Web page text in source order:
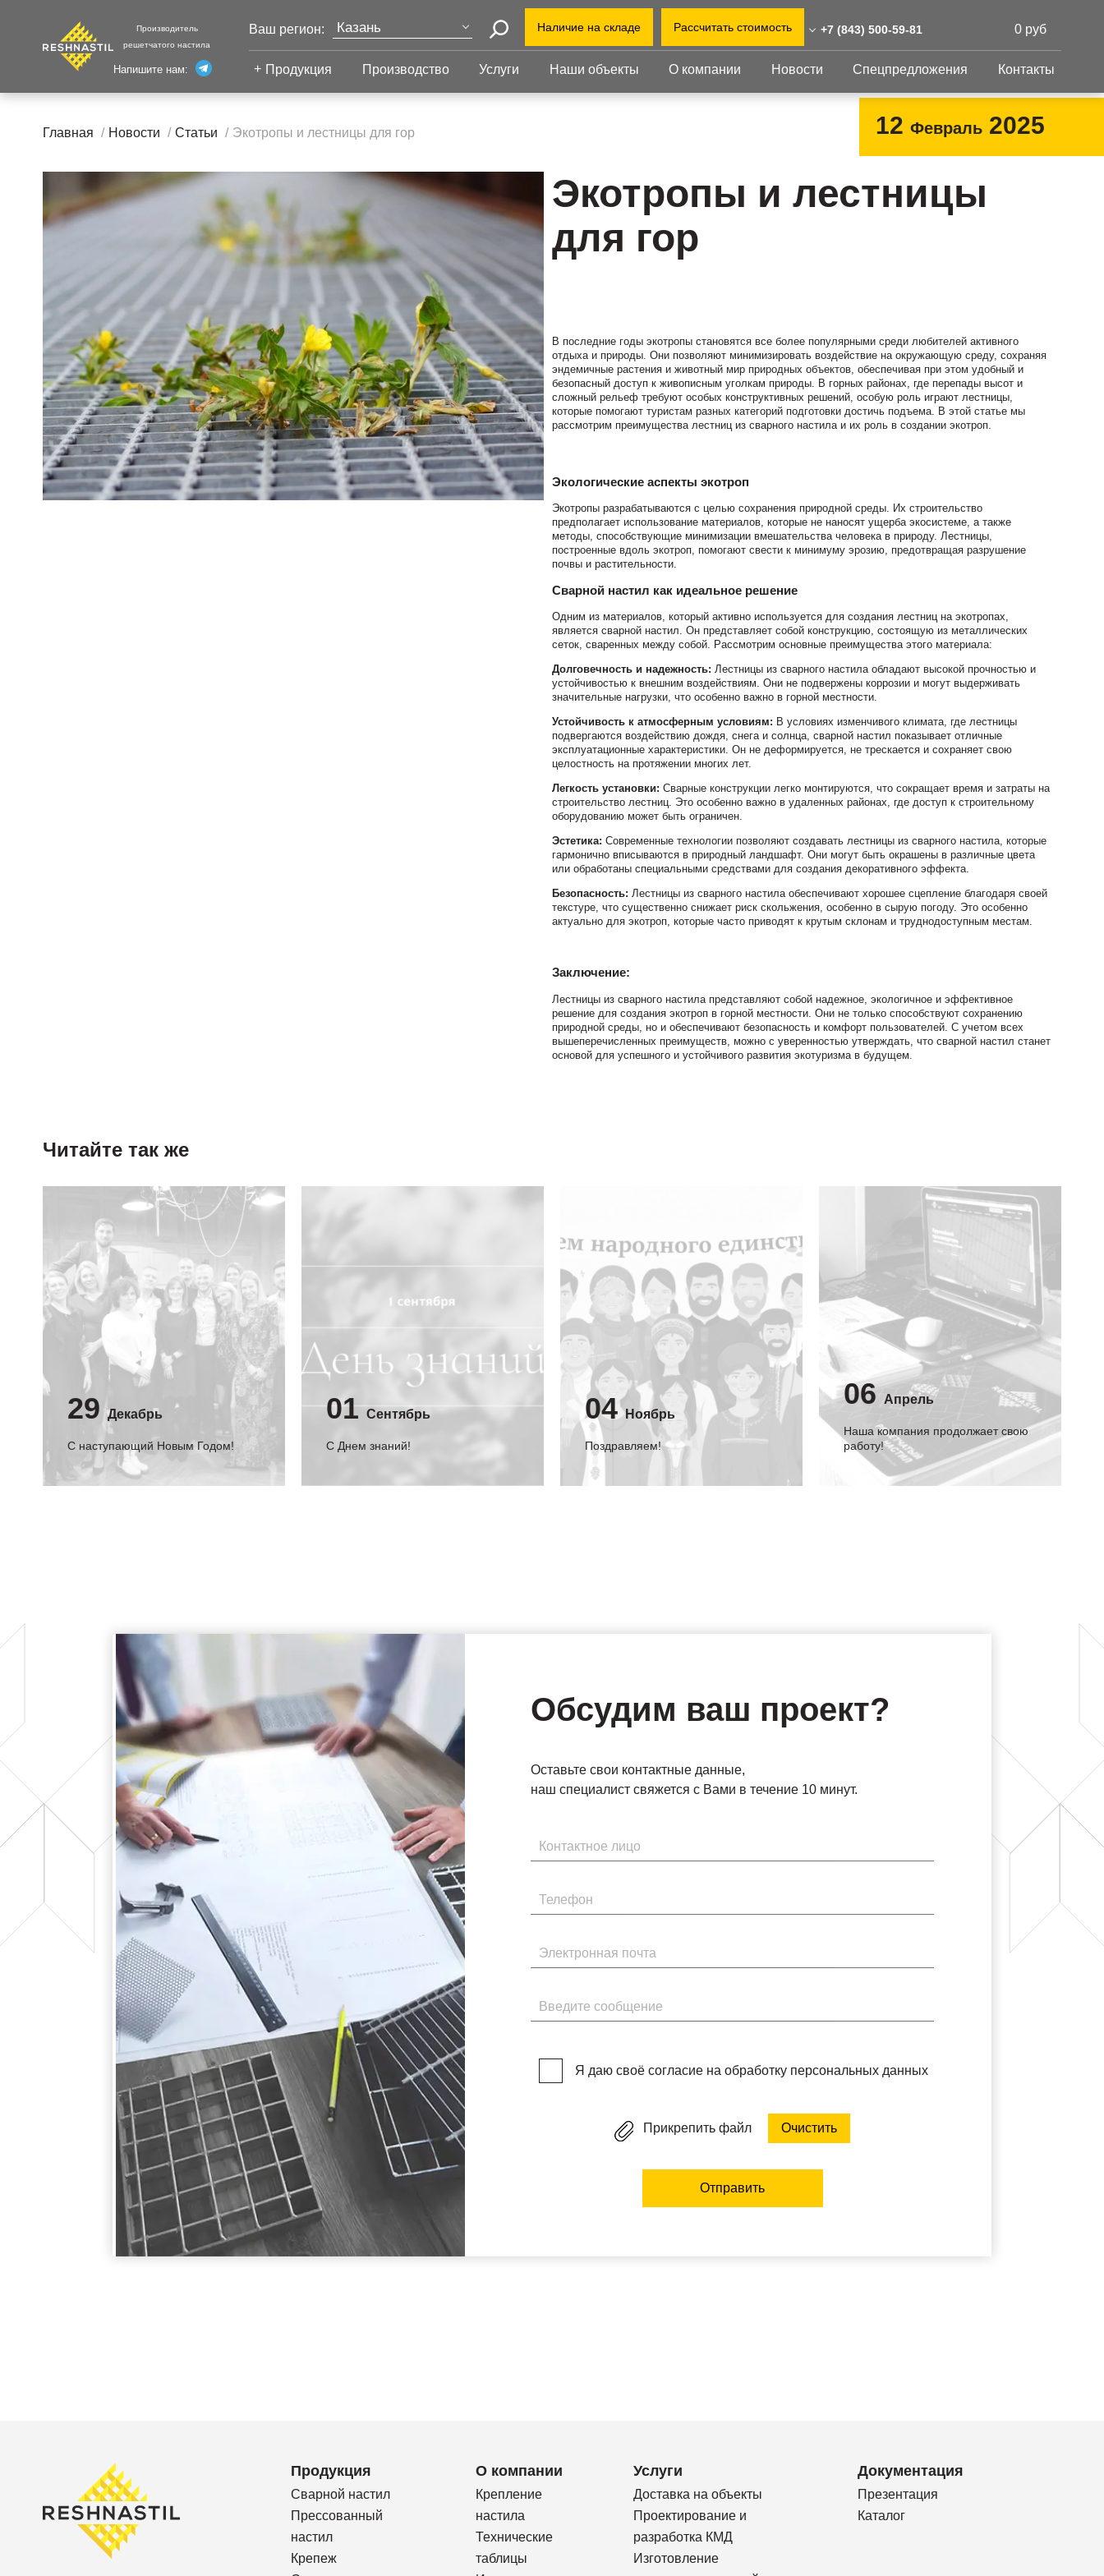
Производитель
решетчатого настила
Напишите нам:
Ваш регион: Казань
Санкт-Петербург
Екатеринбург
Челябинск
Волгоград
Новый Уренгой
Сургут
Тюмень
Нижний Новгород
Наличие на складе Рассчитать стоимость +7 (843) 500-59-81
+7 (843) 500-59-81
ул. Габдуллы Тукая, 58
Завод и склад: Калужская
0 руб
Продукция
Настил с
противоскольжением
Настил для стеллажей
Настил для морских
платформ
настил
Прессованный настил с
противоскольжением
Настил для стеллажей
решетки
ступени
Сварные ступени
Ступени с
противоскольжением
Изделия из
перфорированных
Крепеж
Просечно-
профилированный
Производство Услуги Наши объекты О компании Новости Спецпредложения Контакты
Главная Новости Статьи Экотропы и лестницы для гор 12 Февраль 2025
Экотропы и лестницы
для гор
В последние годы экотропы становятся все более популярными среди любителей активного
отдыха и природы. Они позволяют минимизировать воздействие на окружающую среду, сохраняя
эндемичные растения и животный мир природных объектов, обеспечивая при этом удобный и
безопасный доступ к живописным уголкам природы. В горных районах, где перепады высот и
сложный рельеф требуют особых конструктивных решений, особую роль играют лестницы,
которые помогают туристам разных категорий подготовки достичь подъема. В этой статье мы
рассмотрим преимущества лестниц из сварного настила и их роль в создании экотроп.
Экологические аспекты экотроп
Экотропы разрабатываются с целью сохранения природной среды. Их строительство
предполагает использование материалов, которые не наносят ущерба экосистеме, а также
методы, способствующие минимизации вмешательства человека в природу. Лестницы,
построенные вдоль экотроп, помогают свести к минимуму эрозию, предотвращая разрушение
почвы и растительности.
Сварной настил как идеальное решение
Одним из материалов, который активно используется для создания лестниц на экотропах,
является сварной настил. Он представляет собой конструкцию, состоящую из металлических
сеток, сваренных между собой. Рассмотрим основные преимущества этого материала:
Долговечность и надежность: Лестницы из сварного настила обладают высокой прочностью и
устойчивостью к внешним воздействиям. Они не подвержены коррозии и могут выдерживать
значительные нагрузки, что особенно важно в горной местности.
Устойчивость к атмосферным условиям: В условиях изменчивого климата, где лестницы
подвергаются воздействию дождя, снега и солнца, сварной настил показывает отличные
эксплуатационные характеристики. Он не деформируется, не трескается и сохраняет свою
целостность на протяжении многих лет.
Легкость установки: Сварные конструкции легко монтируются, что сокращает время и затраты на
строительство лестниц. Это особенно важно в удаленных районах, где доступ к строительному
оборудованию может быть ограничен.
Эстетика: Современные технологии позволяют создавать лестницы из сварного настила, которые
гармонично вписываются в природный ландшафт. Они могут быть окрашены в различные цвета
или обработаны специальными средствами для создания декоративного эффекта.
Безопасность: Лестницы из сварного настила обеспечивают хорошее сцепление благодаря своей
текстуре, что существенно снижает риск скольжения, особенно в сырую погоду. Это особенно
актуально для экотроп, которые часто приводят к крутым склонам и труднодоступным местам.
Заключение:
Лестницы из сварного настила представляют собой надежное, экологичное и эффективное
решение для создания экотроп в горной местности. Они не только способствуют сохранению
природной среды, но и обеспечивают безопасность и комфорт пользователей. С учетом всех
вышеперечисленных преимуществ, можно с уверенностью утверждать, что сварной настил станет
основой для успешного и устойчивого развития экотуризма в будущем.
Читайте так же
29 Декабрь
С наступающий Новым Годом!
01 Сентябрь
C Днем знаний!
04 Ноябрь
Поздравляем!
06 Апрель
Наша компания продолжает свою
работу!
Обсудим ваш проект?
Оставьте свои контактные данные,
наш специалист свяжется с Вами в течение 10 минут.
Имя
Телефон
Электронная почта
Введите сообщение
Я даю своё согласие на обработку персональных данных
Прикрепить файл Очистить
Отправить
Продукция
Сварной настил
Прессованный
настил
Крепеж
О компании
Крепление
настила
Технические
таблицы
Услуги
Доставка на объекты
Проектирование и
разработка КМД
Изготовление
Документация
Презентация
Каталог